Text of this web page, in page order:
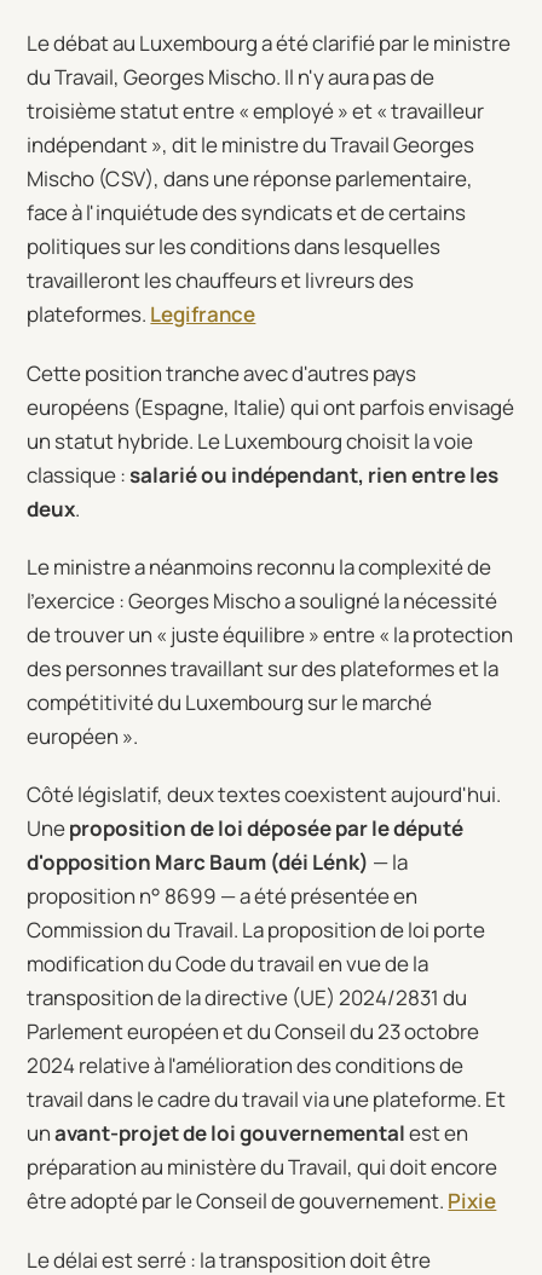
Le débat au Luxembourg a été clarifié par le ministre
du Travail, Georges Mischo. Il n'y aura pas de
troisième statut entre « employé » et « travailleur
indépendant », dit le ministre du Travail Georges
Mischo (CSV), dans une réponse parlementaire,
face à l'inquiétude des syndicats et de certains
politiques sur les conditions dans lesquelles
travailleront les chauffeurs et livreurs des
plateformes. Legifrance
Cette position tranche avec d'autres pays
européens (Espagne, Italie) qui ont parfois envisagé
un statut hybride. Le Luxembourg choisit la voie
classique :salarié ou indépendant, rien entre les
deux.
Le ministre a néanmoins reconnu la complexité de
l'exercice : Georges Mischo a souligné la nécessité
de trouver un « juste équilibre » entre « la protection
des personnes travaillant sur des plateformes et la
compétitivité du Luxembourg sur le marché
européen ».
Côté législatif, deux textes coexistent aujourd'hui.
Uneproposition de loi déposée par le député
d'opposition Marc Baum (déi Lénk) — la
proposition n° 8699 — a été présentée en
Commission du Travail. La proposition de loi porte
modification du Code du travail en vue de la
transposition de la directive (UE) 2024/2831 du
Parlement européen et du Conseil du 23 octobre
2024 relative à l'amélioration des conditions de
travail dans le cadre du travail via une plateforme. Et
unavant-projet de loi gouvernementalest en
préparation au ministère du Travail, qui doit encore
être adopté par le Conseil de gouvernement. Pixie
Le délai est serré : la transposition doit être